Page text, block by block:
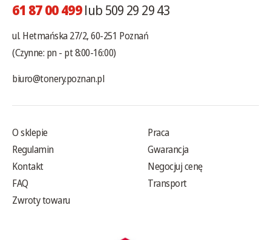
61 87 00 499lub 509 29 29 43
ul. Hetmańska 27/2, 60-251 Poznań
(Czynne: pn - pt 8:00-16:00)
biuro@tonery.poznan.pl
O sklepie
Regulamin
Kontakt
FAQ
Zwroty towaru
Praca
Gwarancja
Negocjuj cenę
Transport